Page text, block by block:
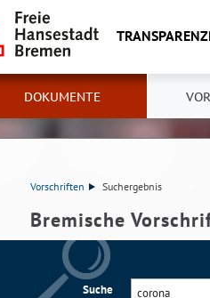
DOKUMENTE
Vorschriften Suchergebnis
Bremische
Suche